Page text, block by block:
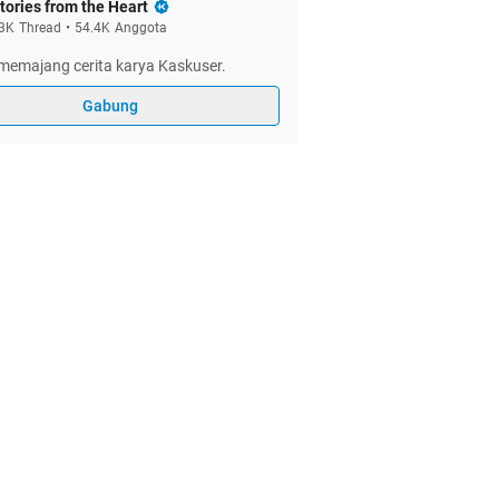
from the Heart
Thread • 54.4K Anggota
cerita karya Kaskuser.
Gabung